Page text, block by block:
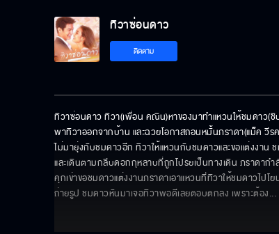
ทิวาซ่อนดาว
ติดตาม
ทิวาซ่อนดาว ทิวา(เพื่อน คณิน)หาของมาทำแหวนให้ชมดาว(ชิ
พาทิวาออกจากบ้าน และฉวยโอกาสถอนหมั้นภราดา(แม็ค วีร
ไม่มายุ่งกับชมดาวอีก ทิวาให้แหวนกับชมดาวและขอแต่งงาน
และเดินตามกลีบดอกกุหลาบที่ถูกโปรยเป็นทางเดิน ภราดาก
คุกเข่าขอชมดาวแต่งงานภราดาเอาแหวนที่ทิวาให้ชมดาวไปโ
ถ่ายรูป ชมดาวหันมาเจอทิวาพอดีเลยตอบตกลง เพราะต้อง...